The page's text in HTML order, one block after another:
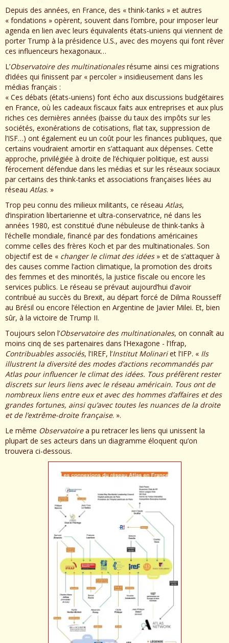
Depuis des années, en France, des « think-tanks » et autres
« fondations » opèrent, souvent dans l’ombre, pour imposer leur
agenda en lien avec leurs équivalents états-uniens qui viennent de
porter Trump à la présidence U.S., avec des moyens qui font rêver
ces influenceurs hexagonaux…
L’Observatoire des multinationalesrésume ainsi ces migrations
d’idées qui finissent par « percoler » insidieusement dans les
médias français :
« Ces débats (états-uniens) font écho aux discussions budgétaires
en France, où les cadeaux fiscaux faits aux entreprises et aux plus
riches ces dernières années (baisse du taux des impôts sur les
sociétés, exonérations de cotisations, flat tax, suppression de
l’ISF…) ont également eu un coût pour les finances publiques, que
certains voudraient amortir en s’attaquant aux dépenses. Cette
approche, privilégiée à droite de l’échiquier politique, est aussi
férocement défendue dans les médias et sur les réseaux sociaux
par certains des think-tanks et associations françaises liées au
réseau Atlas. »
Trop peu connu des milieux militants, ce réseau Atlas,
d’inspiration libertarienne et ultra-conservatrice, né dans les
années 1980, est constitué d’une nébuleuse de think-tanks à
l’échelle mondiale, financé par des fondations américaines
comme celles des frères Koch et par des multinationales. Son
objectif est de « changer le climat des idées» et de s’attaquer à
des causes comme l’action climatique, la promotion des droits
des femmes et des minorités, la justice fiscale ou encore les
services publics. Le réseau se prévaut aujourd’hui d’avoir
contribué au succès du Brexit, au départ forcé de Dilma Rousseff
au Brésil ou encore l’élection en Argentine de Javier Milei. Et, bien
sûr, à la victoire de Trump II.
Toujours selon l’Observatoire des multinationales, on connaît au
moins cinq de ses partenaires dans l’Hexagone - l’Ifrap,
Contribuables associés, l’IREF, l’Institut Molinariet l’IFP. « Ils
illustrent la diversité des modes d’actions recommandés par
Atlas pour influencer le climat des idées. Tous préfèrent rester
discrets sur leurs liens avec le réseau américain. Tous ont de
nombreux liens entre eux et avec des hommes d’affaires et des
grandes fortunes, ainsi qu’avec toutes les nuances de la droite
et de l’extrême-droite française. ».
Le même Observatoirea pu retracer les liens qui unissent la
plupart de ses acteurs dans un diagramme éloquent qu’on
trouvera ci-dessous.